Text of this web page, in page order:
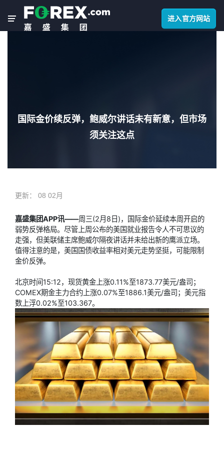
进入官方网站
国际金价续反弹，鲍威尔讲话未有新意，但市场
须关注这点
更新： 08 02月
嘉盛集团APP讯——周三(2月8日)，国际金价延续本周开启的
弱势反弹格局。尽管上周公布的美国就业报告令人不可思议的
走强，但美联储主席鲍威尔隔夜讲话并未给出新的鹰派立场。
值得注意的是，美国国债收益率相对美元走势坚挺，可能限制
金价反弹。
北京时间15:12， 现货黄金 上涨0.11%至1873.77美元/盎司；
COMEX期金主力合约上涨0.07%至1886.1美元/盎司； 美元指
数 上浮0.02%至103.367。